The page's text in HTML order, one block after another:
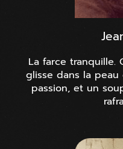
La farce tranquille.
glisse dans la peau
passion, et un